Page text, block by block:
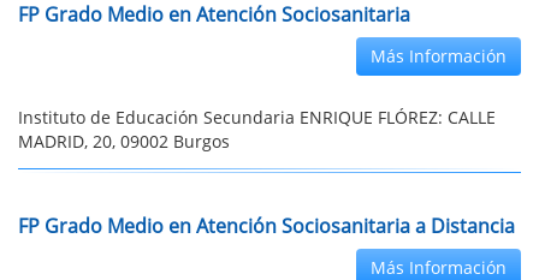
FP Grado Medio en Atención Sociosanitaria
Más Información
Instituto de Educación Secundaria ENRIQUE FLÓREZ: CALLE
MADRID, 20, 09002 Burgos
FP Grado Medio en Atención Sociosanitaria a Distancia
Más Información